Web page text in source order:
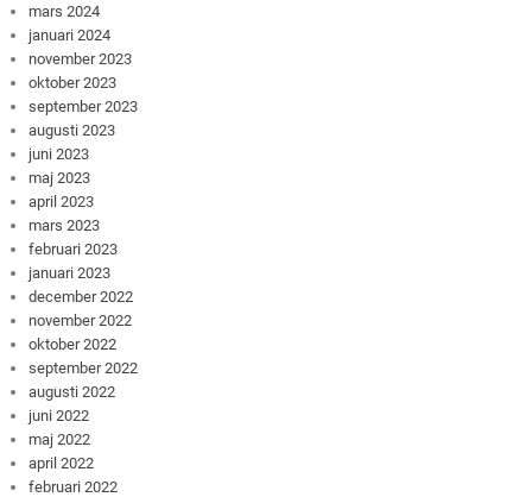
mars 2024
januari 2024
november 2023
oktober 2023
september 2023
augusti 2023
juni 2023
maj 2023
april 2023
mars 2023
februari 2023
januari 2023
december 2022
november 2022
oktober 2022
september 2022
augusti 2022
juni 2022
maj 2022
april 2022
februari 2022